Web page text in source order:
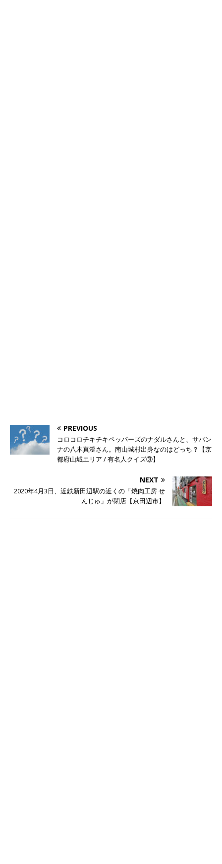
PREVIOUS
コロコロチキチキペッパーズのナダルさんと、サバン
ナの八木真澄さん。南山城村出身なのはどっち？【京
都府山城エリア / 有名人クイズ③】
NEXT
2020年4月3日、近鉄新田辺駅の近くの「焼肉工房 せ
んじゅ」が閉店【京田辺市】